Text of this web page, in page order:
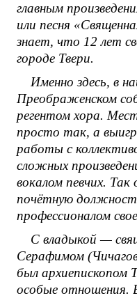
главным
или песня
знает, что 12 лет
городе Твери.
Именно здесь, в
Преображенском
регентом хора.
просто так, а
работы с
сложных
вокалом певчих. Так
почётную
профессионалом
С владыкой —
Серафимом
был архиепископом
особые отношения.